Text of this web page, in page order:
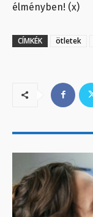
élményben! (x)
CÍMKÉK ötletek